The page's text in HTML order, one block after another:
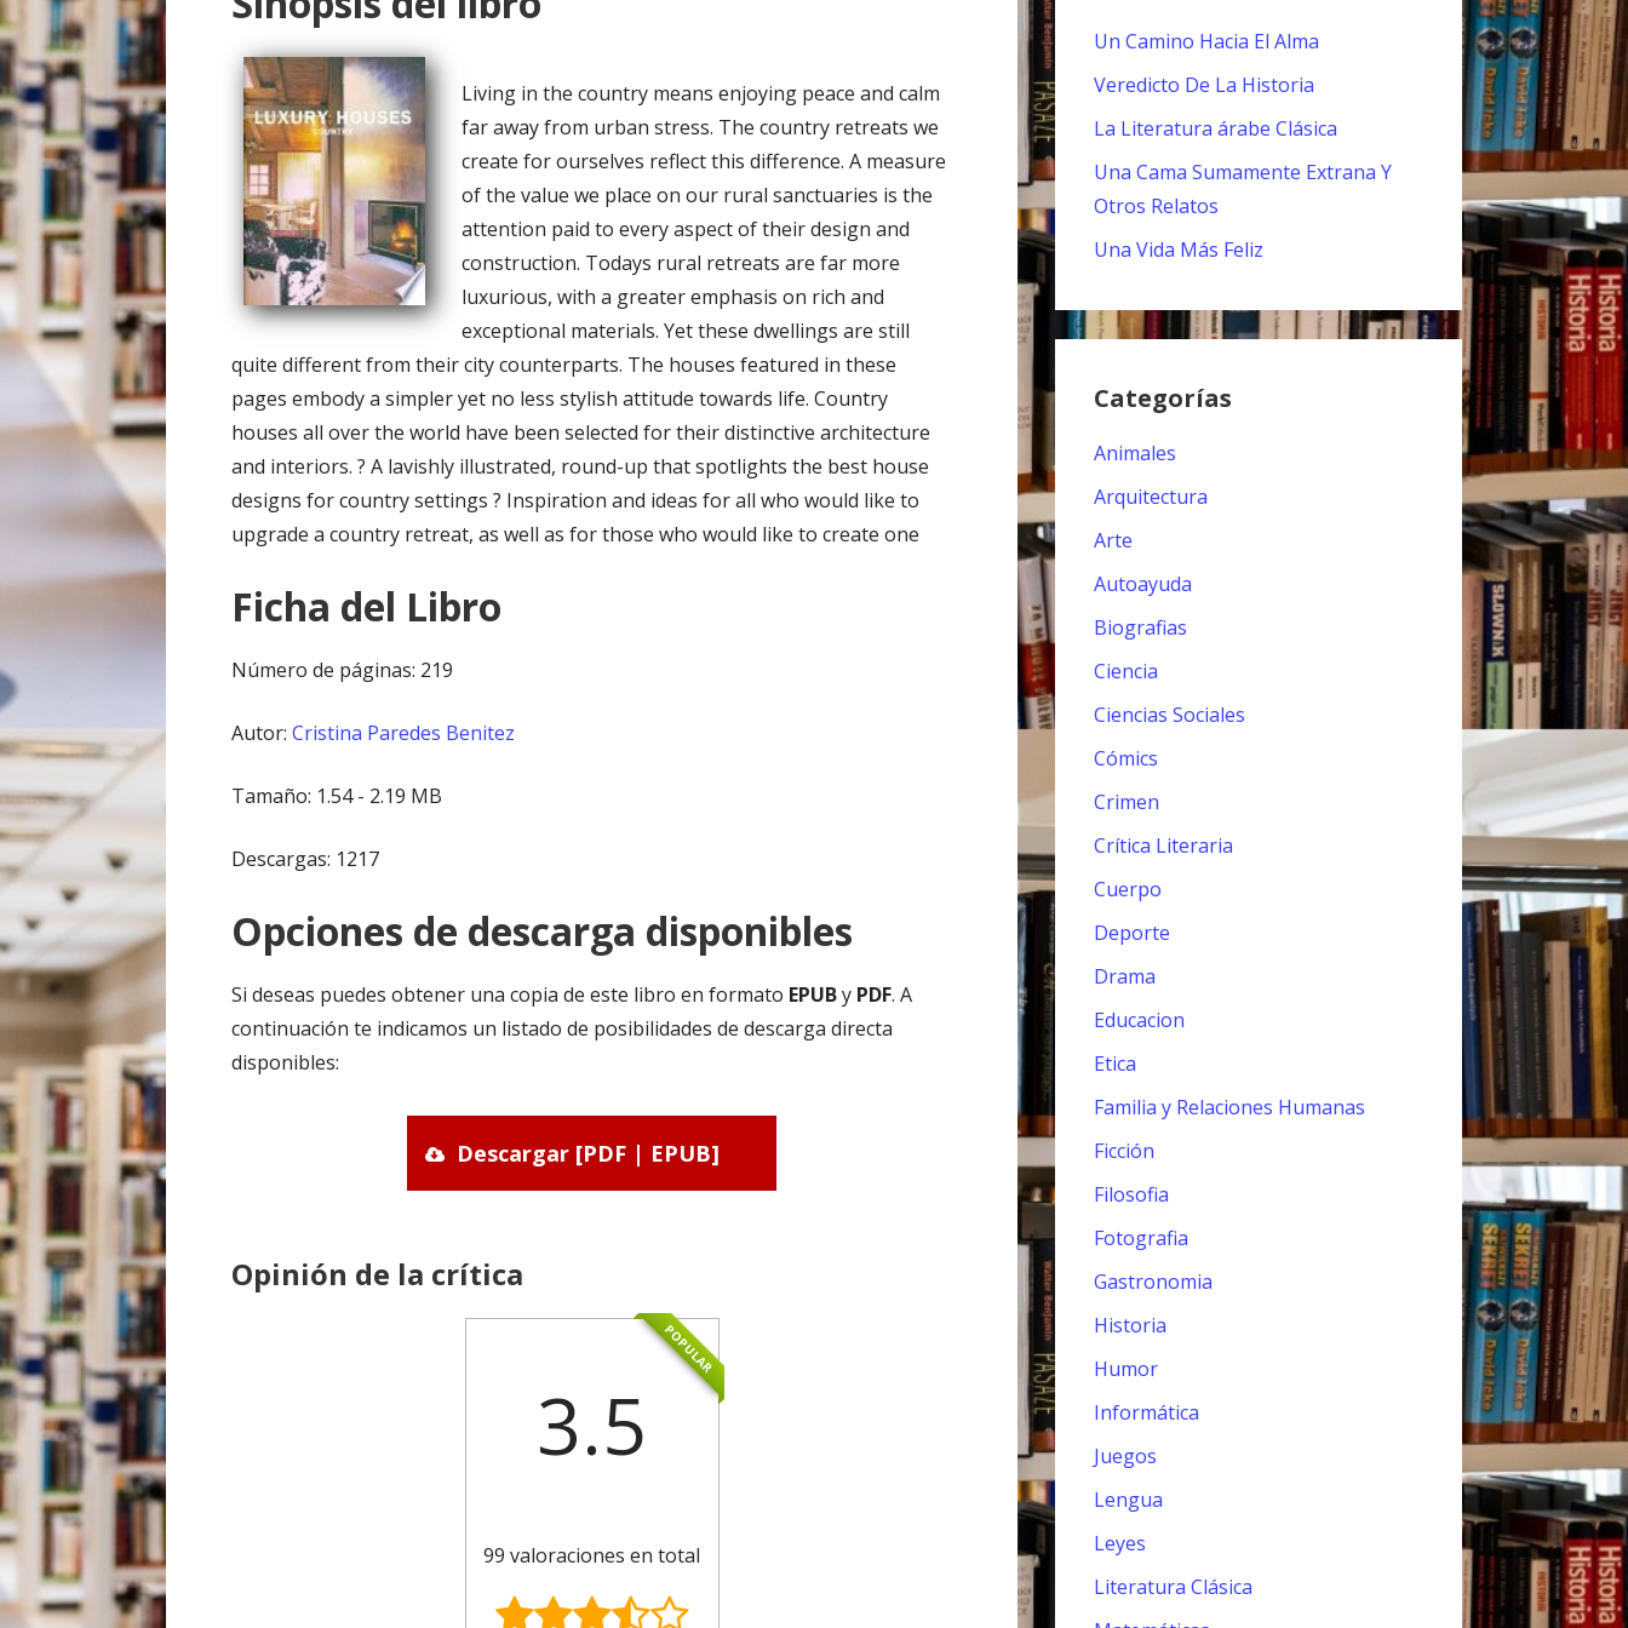
o
Living in the country means enjoying peace and calm
far away from urban stress. The country retreats we
create for ourselves reflect this difference. A measure
of the value we place on our rural sanctuaries is the
attention paid to every aspect of their design and
construction. Todays rural retreats are far more
luxurious, with a greater emphasis on rich and
exceptional materials. Yet these dwellings are still
quite different from their city counterparts. The houses featured in these
pages embody a simpler yet no less stylish attitude towards life. Country
houses all over the world have been selected for their distinctive architecture
and interiors. ? A lavishly illustrated, round-up that spotlights the best house
designs for country settings ? Inspiration and ideas for all who would like to
upgrade a country retreat, as well as for those who would like to create one
Ficha del Libro
Número de páginas: 219
Autor:Cristina Paredes Benitez
Tamaño: 1.54 - 2.19 MB
Descargas: 1217
Opciones de descarga disponibles
Si deseas puedes obtener una copia de este libro en formato EPUBy PDF. A
continuación te indicamos un listado de posibilidades de descarga directa
disponibles:
Descargar [PDF | EPUB]
Opinión de la crítica
POPULAR
3.5
99 valoraciones en total
Un Camino Hacia El Alma
Veredicto De La Historia
La Literatura árabe Clásica
Una Cama Sumamente Extrana Y
Otros Relatos
Una Vida Más Feliz
Categorías
Animales
Arquitectura
Arte
Autoayuda
Biografias
Ciencia
Ciencias Sociales
Cómics
Crimen
Crítica Literaria
Cuerpo
Deporte
Drama
Educacion
Etica
Familia y Relaciones Humanas
Ficción
Filosofia
Fotografia
Gastronomia
Historia
Humor
Informática
Juegos
Lengua
Leyes
Literatura Clásica